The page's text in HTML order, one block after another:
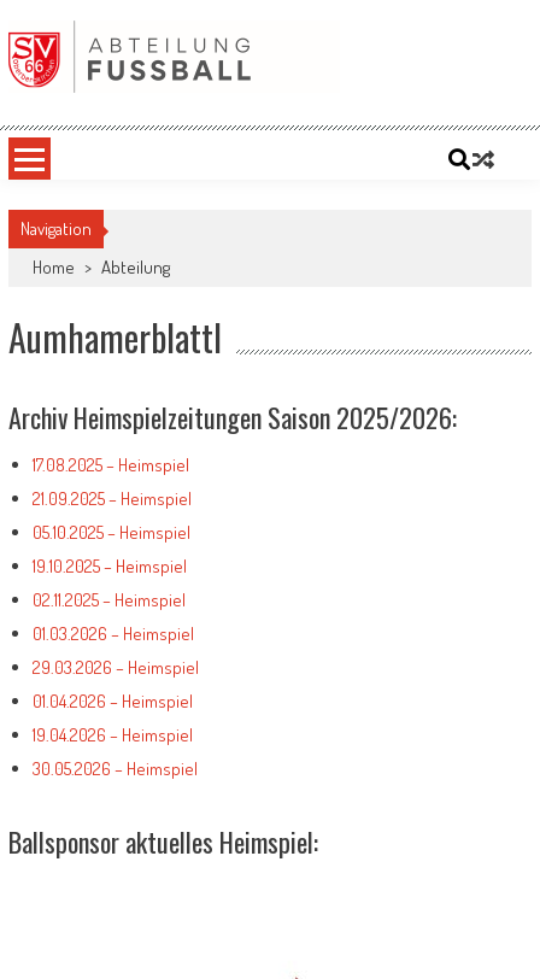
to
content
SV '66 Oberbergkirchen eV | Abteilung
Navigation
Home > Abteilung
Aumhamerblattl
Archiv Heimspielzeitungen Saison 2025/2026:
17.08.2025 – Heimspiel
21.09.2025 – Heimspiel
05.10.2025 – Heimspiel
19.10.2025 – Heimspiel
02.11.2025 – Heimspiel
01.03.2026 – Heimspiel
29.03.2026 – Heimspiel
01.04.2026 – Heimspiel
19.04.2026 – Heimspiel
30.05.2026 – Heimspiel
Ballsponsor aktuelles Heimspiel: